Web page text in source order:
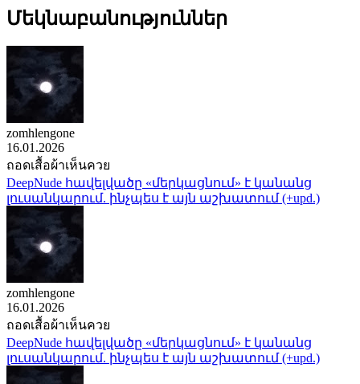
Մեկնաբանություններ
zomhlengone
16.01.2026
ถอดเสื้อผ้าเห็นควย
DeepNude հավելվածը «մերկացնում» է կանանց
լուսանկարում. ինչպես է այն աշխատում (+upd.)
zomhlengone
16.01.2026
ถอดเสื้อผ้าเห็นควย
DeepNude հավելվածը «մերկացնում» է կանանց
լուսանկարում. ինչպես է այն աշխատում (+upd.)